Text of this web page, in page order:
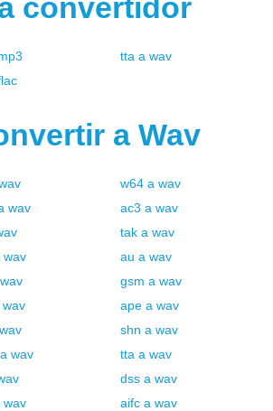
convertidor
tta a wav
a Wav
w64 a wav
wav ac3 a wav
tak a wav
wav au a wav
wav gsm a wav
wav ape a wav
wav shn a wav
a wav tta a wav
dss a wav
wav aifc a wav